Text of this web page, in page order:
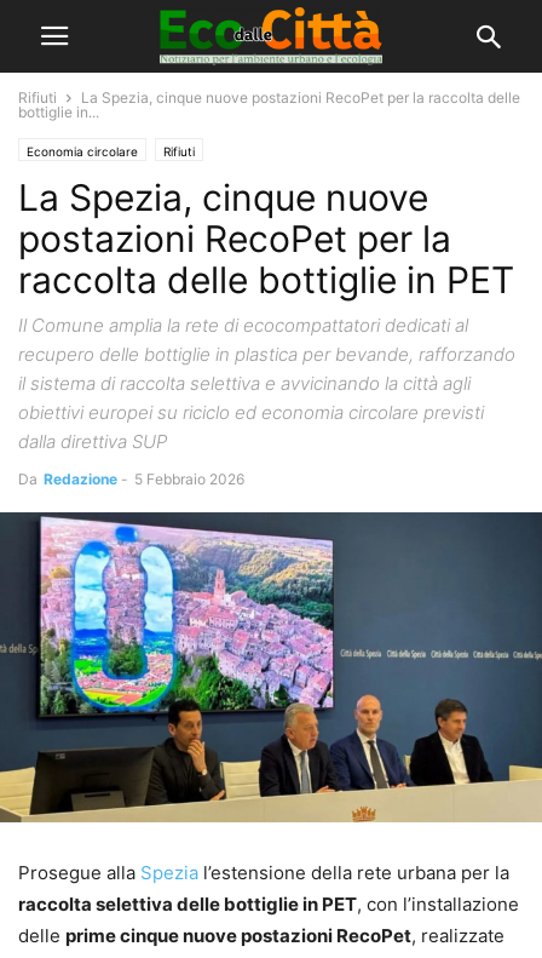
Rifiuti
La Spezia, cinque nuove postazioni RecoPet per la raccolta delle
bottiglie in...
Economia circolare Rifiuti
La Spezia, cinque nuove
postazioni RecoPet per la
raccolta delle bottiglie in PET
Il Comune amplia la rete di ecocompattatori dedicati al
recupero delle bottiglie in plastica per bevande, rafforzando
il sistema di raccolta selettiva e avvicinando la città agli
obiettivi europei su riciclo ed economia circolare previsti
dalla direttiva SUP
Da Redazione - 5 Febbraio 2026
Prosegue alla Spezia l’estensione della rete urbana per la
raccolta selettiva delle bottiglie in PET, con l’installazione
delle prime cinque nuove postazioni RecoPet, realizzate